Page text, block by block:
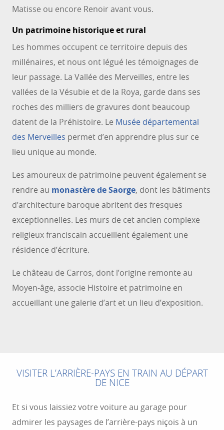
Matisse ou encore Renoir avant vous.
Un patrimoine historique et rural
Les hommes occupent ce territoire depuis des
millénaires, et nous ont légué les témoignages de
leur passage. La Vallée des Merveilles, entre les
vallées de la Vésubie et de la Roya, garde dans ses
roches des milliers de gravures dont beaucoup
datent de la Préhistoire. Le Musée départemental
des Merveilles permet d’en apprendre plus sur ce
lieu unique au monde.
Les amoureux de patrimoine peuvent également se
rendre au monastère de Saorge, dont les bâtiments
d’architecture baroque abritent des fresques
exceptionnelles. Les murs de cet ancien complexe
religieux franciscain accueillent également une
résidence d’écriture.
Le château de Carros, dont l’origine remonte au
Moyen-âge, associe Histoire et patrimoine en
accueillant une galerie d’art et un lieu d’exposition.
VISITER L’ARRIÈRE-PAYS EN TRAIN AU DÉPART
DE NICE
Et si vous laissiez votre voiture au garage pour
admirer les paysages de l’arrière-pays niçois à un